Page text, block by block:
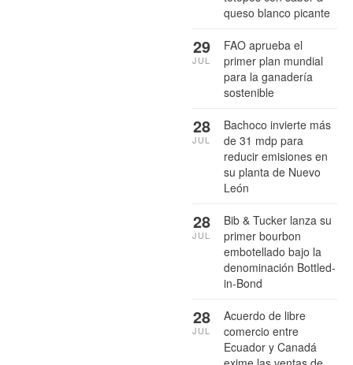
queso blanco picante
FAO aprueba el
primer plan mundial
para la ganadería
sostenible
29
JUL
Bachoco invierte más
de 31 mdp para
reducir emisiones en
su planta de Nuevo
León
28
JUL
Bib & Tucker lanza su
primer bourbon
embotellado bajo la
denominación Bottled-
in-Bond
28
JUL
Acuerdo de libre
comercio entre
Ecuador y Canadá
28
JUL